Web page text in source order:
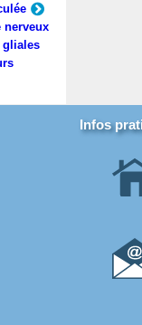
nerveux
gliales
Infos